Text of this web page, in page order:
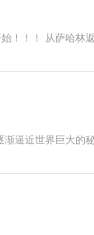
！！！ 从萨哈林
逼近世界巨大的